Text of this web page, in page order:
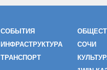
СОБЫТИЯ
ИНФРАСТРУКТУРА
ТРАНСПОРТ
СОЧИ